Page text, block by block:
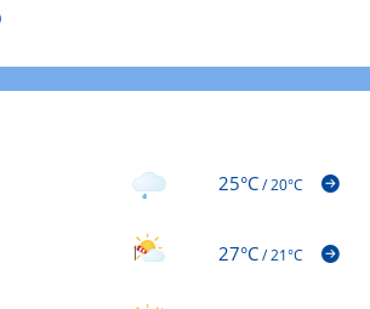
25°C/20°C
27°C/21°C